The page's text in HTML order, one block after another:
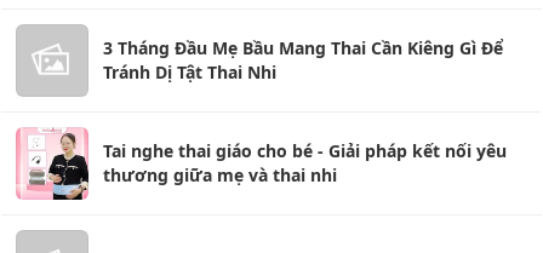
3 Tháng Đầu Mẹ Bầu Mang Thai Cần Kiêng Gì Để
Tránh Dị Tật Thai Nhi
Tai nghe thai giáo cho bé - Giải pháp kết nối yêu
thương giữa mẹ và thai nhi